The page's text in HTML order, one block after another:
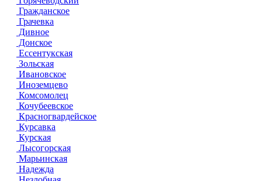
Гражданское
Грачевка
Дивное
Донское
Ессентукская
Зольская
Ивановское
Иноземцево
Комсомолец
Кочубеевское
Красногвардейское
Курсавка
Курская
Лысогорская
Марьинская
Надежда